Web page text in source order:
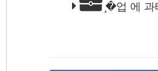
̧�업 에 과